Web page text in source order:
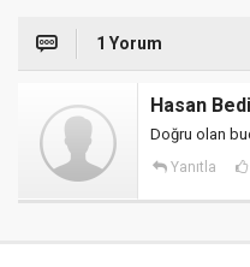
1 Yorum
Hasan
Doğru olan
Yanıtla